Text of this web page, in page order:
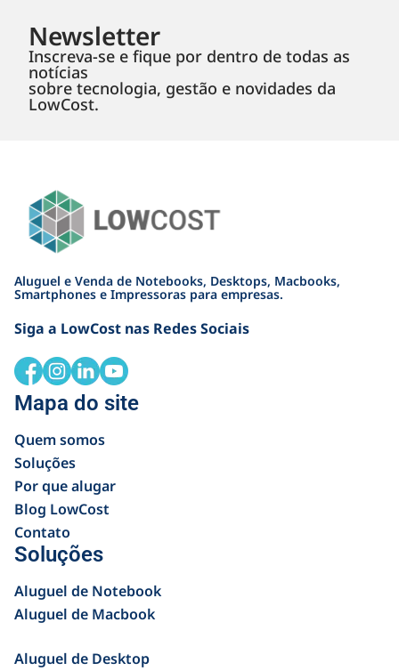
Newsletter
Inscreva-se e fique por dentro de todas as
notícias
sobre tecnologia, gestão e novidades da
LowCost.
Aluguel e Venda de Notebooks, Desktops, Macbooks,
Smartphones e Impressoras para empresas.
Siga a LowCost nas Redes Sociais
Mapa do site
Quem somos
Soluções
Por que alugar
Blog LowCost
Contato
Soluções
Aluguel de Notebook
Aluguel de Macbook
Aluguel de Desktop